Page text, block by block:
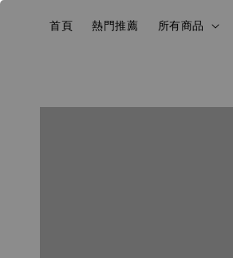
首頁 熱門推薦 所有商品